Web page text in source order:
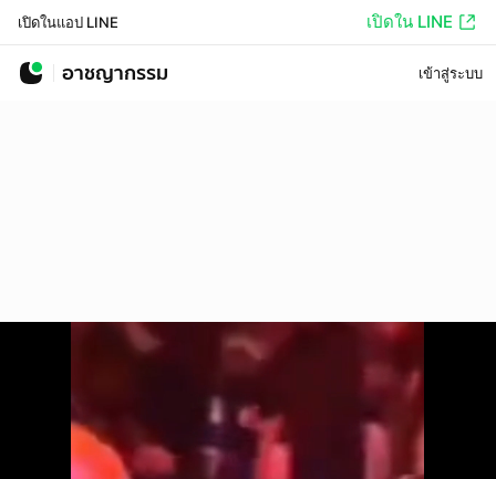
เปิดในแอป LINE เปิดใน LINE
อาชญากรรม เข้าสู่ระบบ